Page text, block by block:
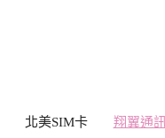
北美SIM卡 翔翼通訊